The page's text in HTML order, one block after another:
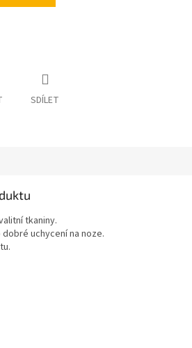
SDÍLET
tkaniny.
uchycení na noze.